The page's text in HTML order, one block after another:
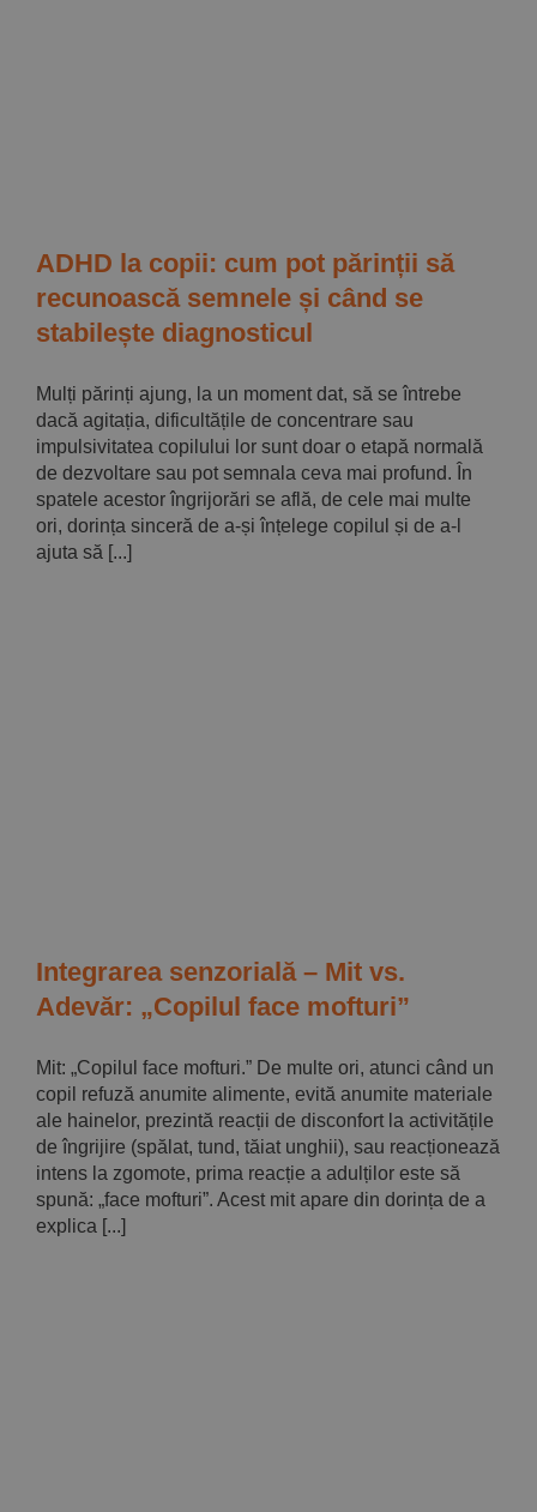
ADHD la copii: cum pot părinții să
recunoască semnele și când se
stabilește diagnosticul
Mulți părinți ajung, la un moment dat, să se întrebe
dacă agitația, dificultățile de concentrare sau
impulsivitatea copilului lor sunt doar o etapă normală
de dezvoltare sau pot semnala ceva mai profund. În
spatele acestor îngrijorări se află, de cele mai multe
ori, dorința sinceră de a-și înțelege copilul și de a-l
ajuta să [...]
Integrarea senzorială – Mit vs.
Adevăr: „Copilul face mofturi”
Mit: „Copilul face mofturi.” De multe ori, atunci când un
copil refuză anumite alimente, evită anumite materiale
ale hainelor, prezintă reacții de disconfort la activitățile
de îngrijire (spălat, tund, tăiat unghii), sau reacționează
intens la zgomote, prima reacție a adulților este să
spună: „face mofturi”. Acest mit apare din dorința de a
explica [...]